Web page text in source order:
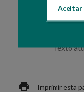
Aceitar
Para consultar as
Texto
Imprimir esta